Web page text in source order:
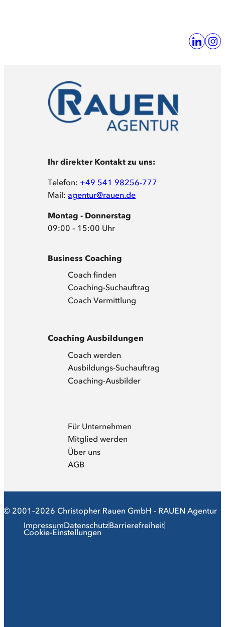
Ihr direkter Kontakt zu uns:
Telefon: +49 541 98256-777
Mail:agentur@rauen.de
Montag - Donnerstag
09:00 – 15:00 Uhr
Business Coaching
Coach finden
Coaching-Suchauftrag
Coach Vermittlung
Coaching Ausbildungen
Coach werden
Ausbildungs-Suchauftrag
Coaching-Ausbilder
Für Unternehmen
Mitglied werden
Über uns
AGB
© 2001–2026 Christopher Rauen GmbH - RAUEN Agentur
ImpressumDatenschutzBarrierefreiheit
Cookie-Einstellungen